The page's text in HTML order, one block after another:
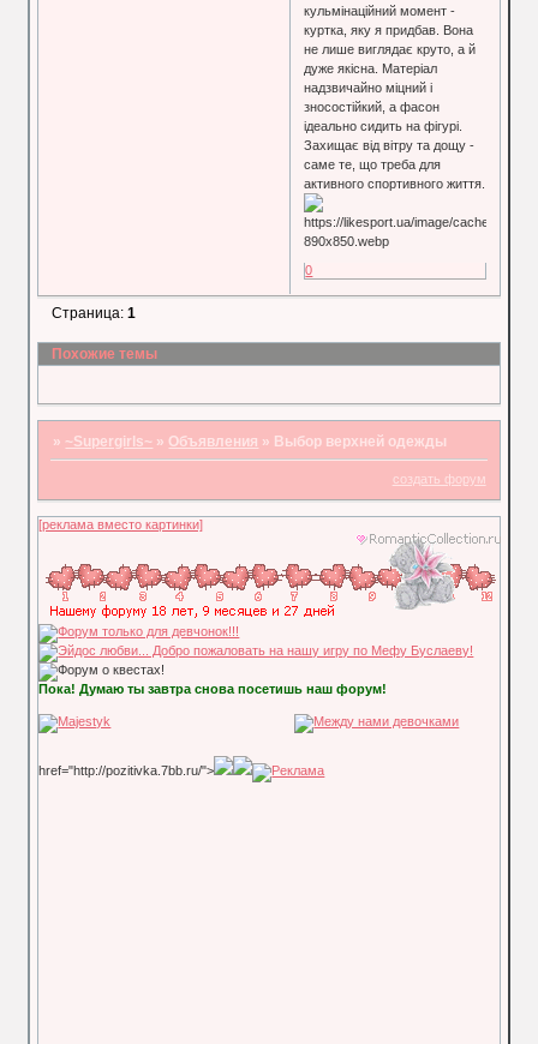
кульмінаційний момент -
куртка, яку я придбав. Вона
не лише виглядає круто, а й
дуже якісна. Матеріал
надзвичайно міцний і
зносостійкий, а фасон
ідеально сидить на фігурі.
Захищає від вітру та дощу -
саме те, що треба для
активного спортивного життя.
0
Страница:1
Похожие темы
» ~Supergirls~ » Объявления » Выбор верхней одежды
создать форум
[реклама вместо картинки]
Пока! Думаю ты завтра снова посетишь наш форум!
href="http://pozitivka.7bb.ru/">